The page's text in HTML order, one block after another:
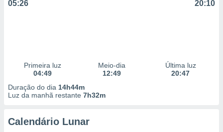
05:26 20:10
Primeira luz
04:49
Meio-dia
12:49
Última luz
20:47
Duração do dia 14h44m
Luz da manhã restante 7h32m
Calendário Lunar